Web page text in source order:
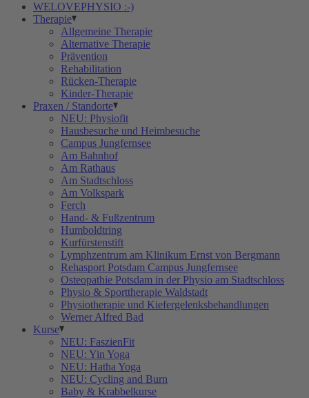
WELOVEPHYSIO :-)
Therapie
Allgemeine Therapie
Alternative Therapie
Prävention
Rehabilitation
Rücken-Therapie
Kinder-Therapie
Praxen / Standorte
NEU: Physiofit
Hausbesuche und Heimbesuche
Campus Jungfernsee
Am Bahnhof
Am Rathaus
Am Stadtschloss
Am Volkspark
Ferch
Hand- & Fußzentrum
Humboldtring
Kurfürstenstift
Lymphzentrum am Klinikum Ernst von Bergmann
Rehasport Potsdam Campus Jungfernsee
Osteopathie Potsdam in der Physio am Stadtschloss
Physio & Sporttherapie Waldstadt
Physiotherapie und Kiefergelenksbehandlungen
Werner Alfred Bad
Kurse
NEU: FaszienFit
NEU: Yin Yoga
NEU: Hatha Yoga
NEU: Cycling and Burn
Baby & Krabbelkurse